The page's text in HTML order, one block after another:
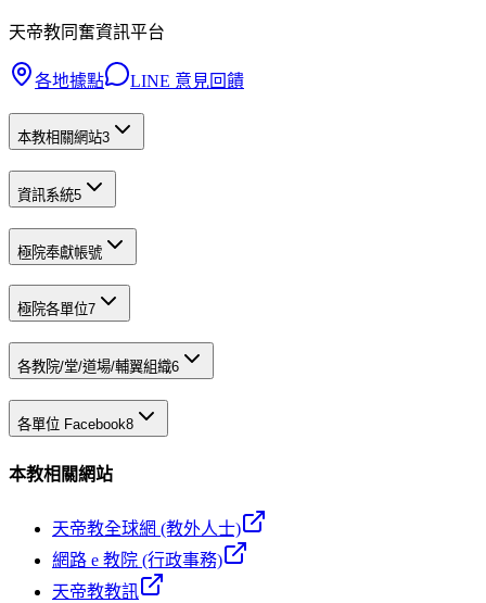
天帝教同奮資訊平台
各地據點 LINE 意見回饋
本教相關網站3
資訊系統5
極院奉獻帳號
極院各單位7
各教院/堂/道場/輔翼組織6
各單位 Facebook8
本教相關網站
天帝教全球網 (教外人士)
網路 e 教院 (行政事務)
天帝教教訊